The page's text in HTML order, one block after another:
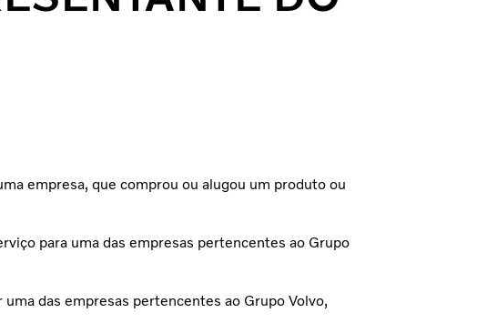
empresa, que comprou ou alugou um produto ou
para uma das empresas pertencentes ao Grupo
das empresas pertencentes ao Grupo Volvo,